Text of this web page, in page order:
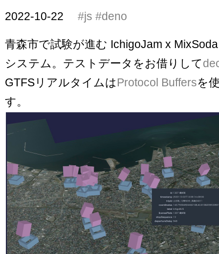
2022-10-22 #js #deno
青森市で試験が進む IchigoJam x
システム。テストデータをお借りして
GTFSリアルタイムはProtocol Buffersを
す。